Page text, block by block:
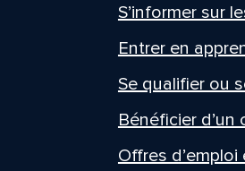
S’informer sur
Entrer en
Se qualifier ou
Bénéficier
Offres d’emploi